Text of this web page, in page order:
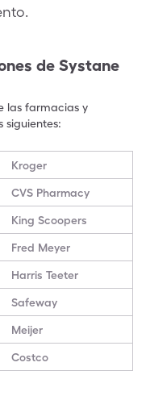
de Systane
las farmacias y
siguientes:
Kroger
CVS Pharmacy
King Scoopers
Fred Meyer
Harris Teeter
Safeway
Meijer
Costco